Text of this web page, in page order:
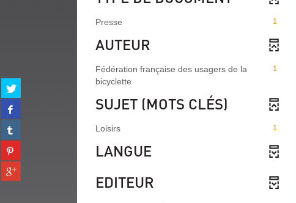
Partager
sur
twitter
(Nouvelle
fenêtre)
Partager
sur
facebook
(Nouvelle
fenêtre)
Partager
sur
tumblr
(Nouvelle
fenêtre)
Partager
sur
pinterest
(Nouvelle
Partager
sur
1
Presse
AUTEUR
1
Fédération française des usagers de la
bicyclette
SUJET (MOTS CLÉS)
1
Loisirs
LANGUE
EDITEUR